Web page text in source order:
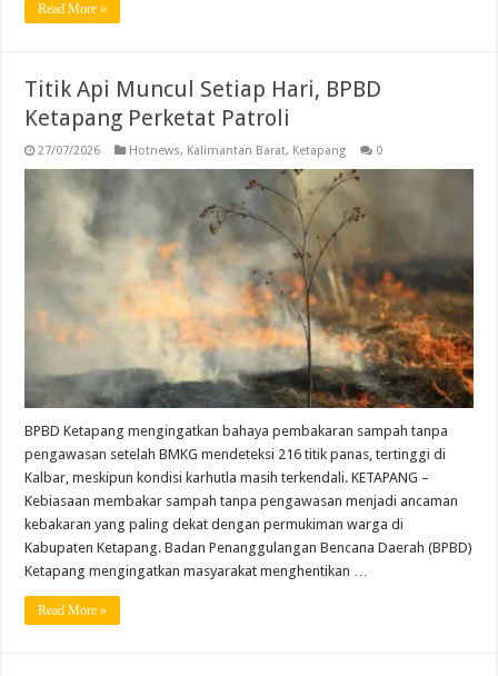
Read More »
Titik Api Muncul Setiap Hari, BPBD
Ketapang Perketat Patroli
27/07/2026 Hotnews, Kalimantan Barat, Ketapang 0
BPBD Ketapang mengingatkan bahaya pembakaran sampah tanpa
pengawasan setelah BMKG mendeteksi 216 titik panas, tertinggi di
Kalbar, meskipun kondisi karhutla masih terkendali. KETAPANG –
Kebiasaan membakar sampah tanpa pengawasan menjadi ancaman
kebakaran yang paling dekat dengan permukiman warga di
Kabupaten Ketapang. Badan Penanggulangan Bencana Daerah (BPBD)
Ketapang mengingatkan masyarakat menghentikan …
Read More »